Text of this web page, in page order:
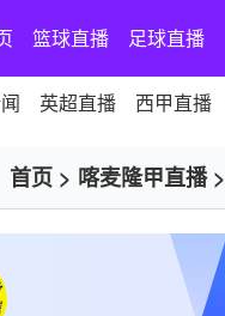
篮球直播 足球直播
英超直播 西甲直播
首页 > 喀麦隆甲直播>